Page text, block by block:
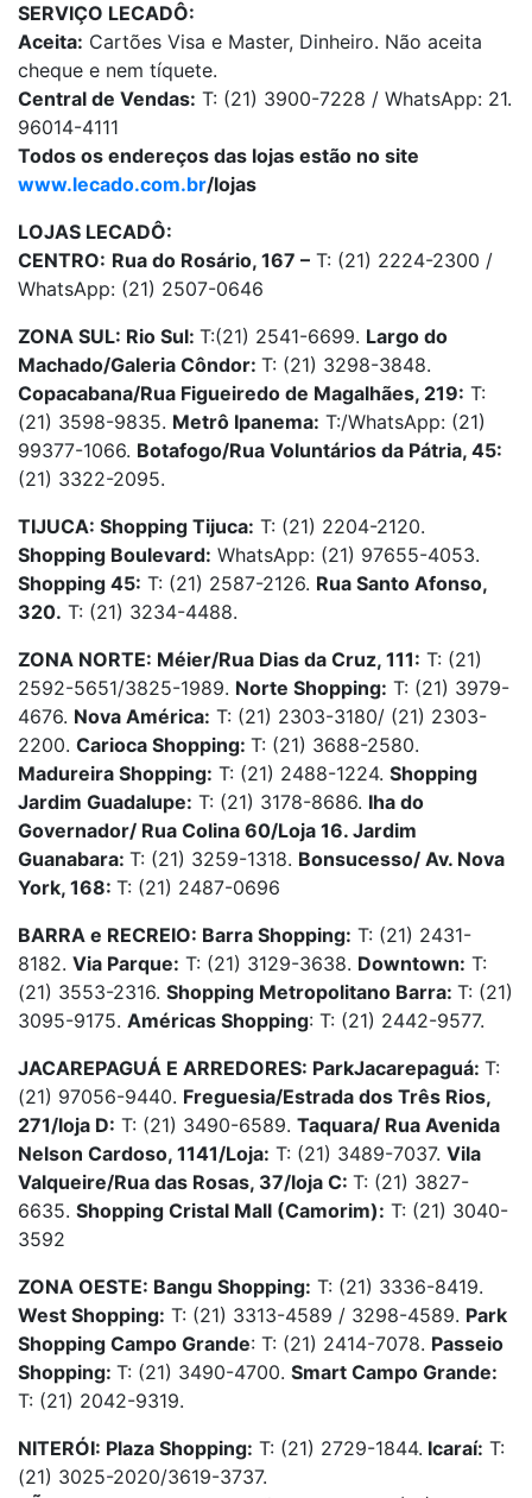
SERVIÇO LECADÔ:
Aceita: Cartões Visa e Master, Dinheiro. Não aceita
cheque e nem tíquete.
Central de Vendas: T: (21) 3900-7228 / WhatsApp: 21.
96014-4111
Todos os endereços das lojas estão no site
www.lecado.com.br/lojas
LOJAS LECADÔ:
CENTRO: Rua do Rosário, 167 – T: (21) 2224-2300 /
WhatsApp: (21) 2507-0646
ZONA SUL: Rio Sul: T:(21) 2541-6699. Largo do
Machado/Galeria Côndor: T: (21) 3298-3848.
Copacabana/Rua Figueiredo de Magalhães, 219: T:
(21) 3598-9835. Metrô Ipanema: T:/WhatsApp: (21)
99377-1066. Botafogo/Rua Voluntários da Pátria, 45:
(21) 3322-2095.
TIJUCA: Shopping Tijuca: T: (21) 2204-2120.
Shopping Boulevard: WhatsApp: (21) 97655-4053.
Shopping 45: T: (21) 2587-2126. Rua Santo Afonso,
320. T: (21) 3234-4488.
ZONA NORTE: Méier/Rua Dias da Cruz, 111: T: (21)
2592-5651/3825-1989. Norte Shopping: T: (21) 3979-
4676. Nova América: T: (21) 2303-3180/ (21) 2303-
2200. Carioca Shopping: T: (21) 3688-2580.
Madureira Shopping: T: (21) 2488-1224. Shopping
Jardim Guadalupe: T: (21) 3178-8686. Iha do
Governador/ Rua Colina 60/Loja 16. Jardim
Guanabara: T: (21) 3259-1318. Bonsucesso/ Av. Nova
York, 168: T: (21) 2487-0696
BARRA e RECREIO: Barra Shopping: T: (21) 2431-
8182. Via Parque: T: (21) 3129-3638. Downtown: T:
(21) 3553-2316. Shopping Metropolitano Barra: T: (21)
3095-9175. Américas Shopping: T: (21) 2442-9577.
JACAREPAGUÁ E ARREDORES: ParkJacarepaguá: T:
(21) 97056-9440. Freguesia/Estrada dos Três Rios,
271/loja D: T: (21) 3490-6589. Taquara/ Rua Avenida
Nelson Cardoso, 1141/Loja: T: (21) 3489-7037. Vila
Valqueire/Rua das Rosas, 37/loja C: T: (21) 3827-
6635. Shopping Cristal Mall (Camorim): T: (21) 3040-
3592
ZONA OESTE: Bangu Shopping: T: (21) 3336-8419.
West Shopping: T: (21) 3313-4589 / 3298-4589. Park
Shopping Campo Grande: T: (21) 2414-7078. Passeio
Shopping: T: (21) 3490-4700. Smart Campo Grande:
T: (21) 2042-9319.
NITERÓI: Plaza Shopping: T: (21) 2729-1844. Icaraí: T:
(21) 3025-2020/3619-3737.